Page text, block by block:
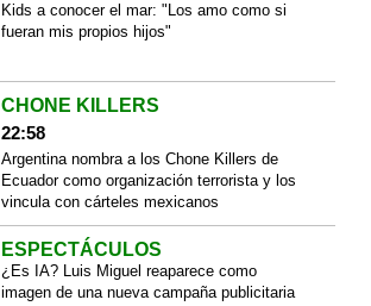
Kids a conocer el mar: "Los amo como si
fueran mis propios hijos"
CHONE KILLERS
22:58
Argentina nombra a los Chone Killers de
Ecuador como organización terrorista y los
vincula con cárteles mexicanos
ESPECTÁCULOS
¿Es IA? Luis Miguel reaparece como
imagen de una nueva campaña publicitaria